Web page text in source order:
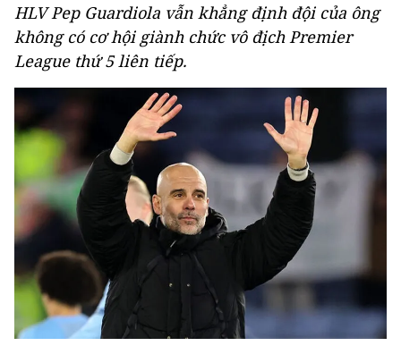
HLV Pep Guardiola vẫn khẳng định đội của ông
không có cơ hội giành chức vô địch Premier
League thứ 5 liên tiếp.